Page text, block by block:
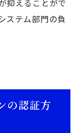
抑えることがで
ステム部門の負
の認証方